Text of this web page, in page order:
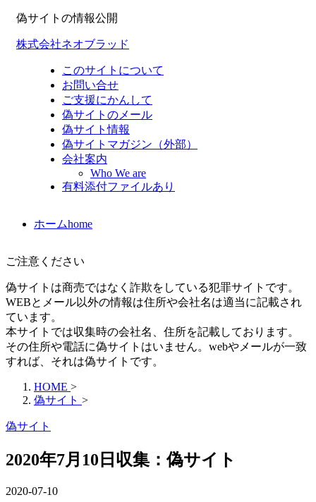
偽サイトの情報公開
株式会社ネオブラッド
このサイトについて
お問い合せ
ご支援にかんして
偽サイトのメール
偽サイト情報
偽サイトマガジン（外部）
会社案内
Who We are
有料添付ファイルあり
ホームhome
ご注意ください
偽サイトは商売ではなく詐欺をしている犯罪サイトです。
WEBとメール以外の情報は住所や会社名は適当に記載され
ています。
本サイトでは収集時の会社名、住所を記載しております。
その住所や電話に偽サイトはいません。webやメールが一致
すれば、それは偽サイトです。
HOME >
偽サイト >
偽サイト
2020年7月10日収集：偽サイト
2020-07-10